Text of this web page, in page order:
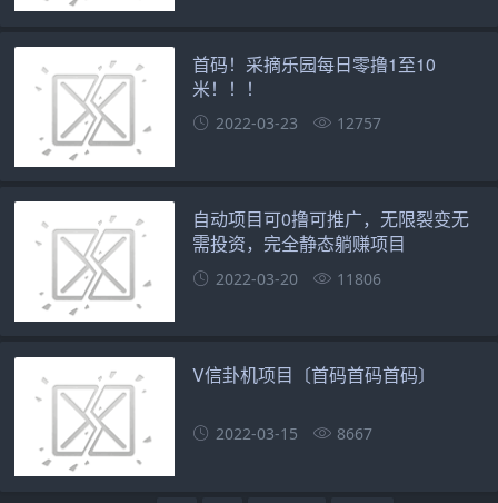
首码！采摘乐园每日零撸1至10
米！！！
2022-03-23 12757
自动项目可0撸可推广，无限裂变无
需投资，完全静态躺赚项目
2022-03-20 11806
V信卦机项目〔首码首码首码〕
2022-03-15 8667